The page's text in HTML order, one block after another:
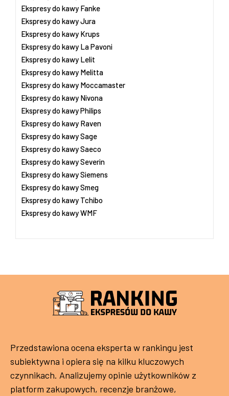
Ekspresy do kawy Fanke
Ekspresy do kawy Jura
Ekspresy do kawy Krups
Ekspresy do kawy La Pavoni
Ekspresy do kawy Lelit
Ekspresy do kawy Melitta
Ekspresy do kawy Moccamaster
Ekspresy do kawy Nivona
Ekspresy do kawy Philips
Ekspresy do kawy Raven
Ekspresy do kawy Sage
Ekspresy do kawy Saeco
Ekspresy do kawy Severin
Ekspresy do kawy Siemens
Ekspresy do kawy Smeg
Ekspresy do kawy Tchibo
Ekspresy do kawy WMF
Przedstawiona ocena eksperta w rankingu jest
subiektywna i opiera się na kilku kluczowych
czynnikach. Analizujemy opinie użytkowników z
platform zakupowych, recenzje branżowe,